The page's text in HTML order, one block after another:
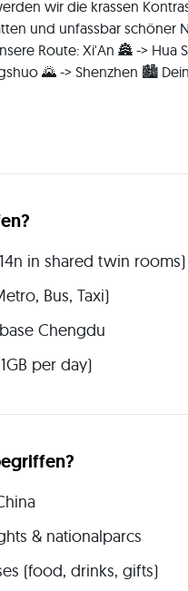
in shared twin rooms)
Bus, Taxi)
Chengdu
per day)
& nationalparcs
(food, drinks, gifts)